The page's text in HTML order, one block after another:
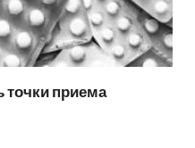
точки приема